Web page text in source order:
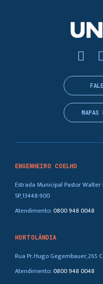
ENGENHEIRO COELHO
Estrada Municipal Pastor Walter
SP, 13448-900
Atendimento:0800 948 0048
HORTOLÂNDIA
Rua Pr. Hugo Gegembauer, 265
Atendimento:0800 948 0048
MAPAS